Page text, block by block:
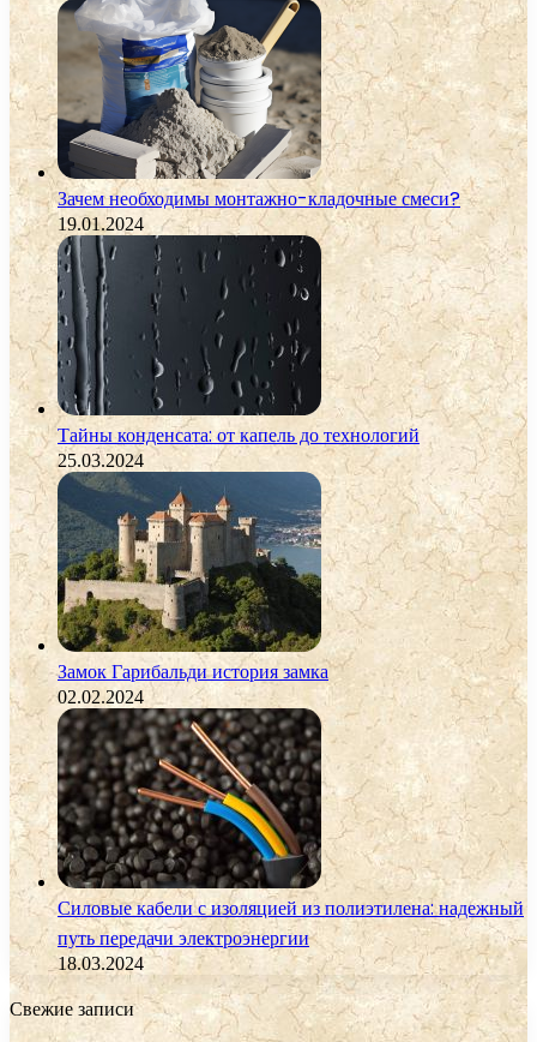
Зачем необходимы монтажно-кладочные смеси?
19.01.2024
Тайны конденсата: от капель до технологий
25.03.2024
Замок Гарибальди история замка
02.02.2024
Силовые кабели с изоляцией из полиэтилена: надежный
путь передачи электроэнергии
18.03.2024
Свежие записи